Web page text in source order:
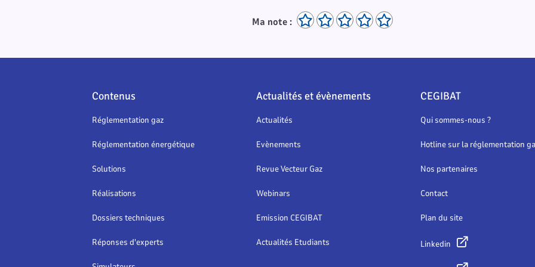
Ma note :
Contenus
Réglementation gaz
Réglementation énergétique
Solutions
Réalisations
Dossiers techniques
Réponses d'experts
Actualités et évènements
Actualités
Evènements
Revue Vecteur Gaz
Webinars
Emission CEGIBAT
Actualités Etudiants
CEGIBAT
Qui sommes-nous ?
Hotline sur la réglementation
Nos partenaires
Contact
Plan du site
Linkedin